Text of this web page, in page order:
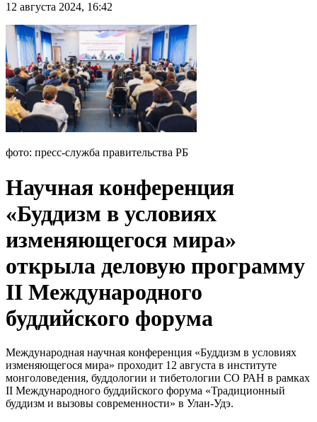
12 августа 2024, 16:42
фото: пресс-служба правительства РБ
Научная конференция
«Буддизм в условиях
изменяющегося мира»
открыла деловую программу
II Международного
буддийского форума
Международная научная конференция «Буддизм в условиях
изменяющегося мира» проходит 12 августа в институте
монголоведения, буддологии и тибетологии СО РАН в рамках
II Международного буддийского форума «Традиционный
буддизм и вызовы современности» в Улан-Удэ.